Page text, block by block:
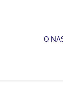
Nauki
O